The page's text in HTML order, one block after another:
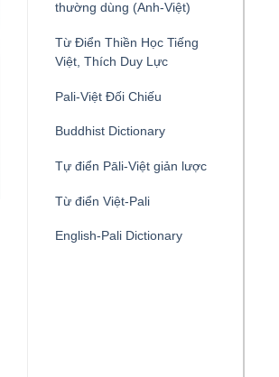
thường dùng (Anh-Việt)
Từ Điển Thiền Học Tiếng
Việt, Thích Duy Lực
Pali-Việt Đối Chiếu
Buddhist Dictionary
Tự điển Pāli-Việt giản lược
Từ điển Việt-Pali
English-Pali Dictionary